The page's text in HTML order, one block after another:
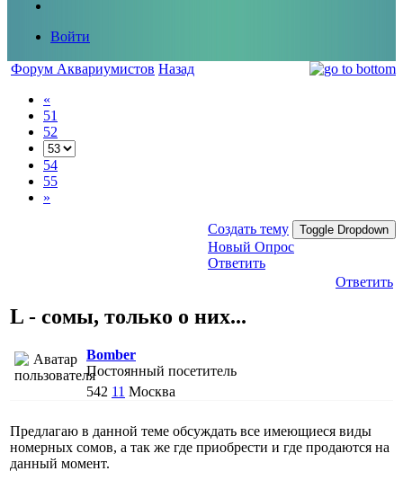
Войти
Форум Аквариумистов Назад
«
51
52
54
55
»
Создать тему Toggle Dropdown
Новый Опрос
Ответить
Ответить
L - сомы, только о них...
Bomber
Постоянный посетитель
542 11 Москва
Предлагаю в данной теме обсуждать все имеющиеся виды
номерных сомов, а так же где приобрести и где продаются на
данный момент.